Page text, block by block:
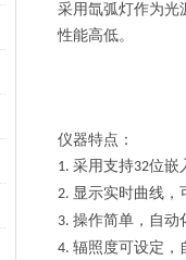
采用氙弧灯作为光
性能高低。
仪器特点：
1. 采用支持32位嵌
2. 显示实时曲线，
3. 操作简单，自动
4. 辐照度可设定，